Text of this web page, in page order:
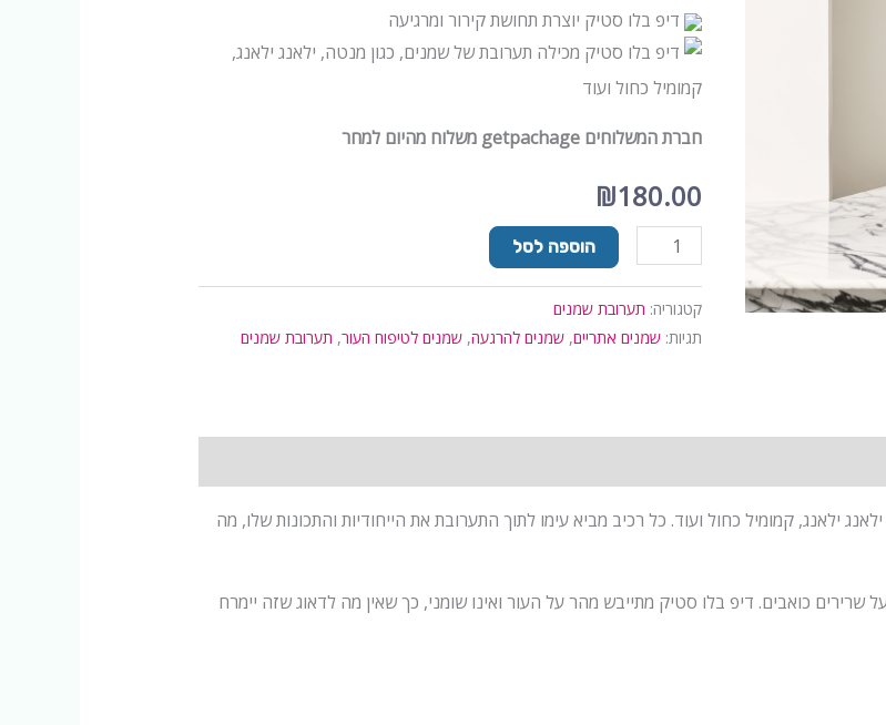
דיפ בלו סטיק יוצרת תחושת קירור ומרגיעה
דיפ בלו סטיק מכילה תערובת של שמנים, כגון מנטה, ילאנג ילאנג,
קמומיל כחול ועוד
חברת המשלוחים getpachage משלוח מהיום למחר
₪180.00
הוספה לסל
קטגוריה: תערובת שמנים
תגיות:שמנים אתריים,שמנים להרגעה,שמנים לטיפוח העור, תערובת שמנים
ילאנג, קמומיל כחול ועוד. כל רכיב מביא עימו לתוך התערובת את הייחודיות והתכונות שלו, מה
כואבים. דיפ בלו סטיק מתייבש מהר על העור ואינו שומני, כך שאין מה לדאוג שזה יימרח